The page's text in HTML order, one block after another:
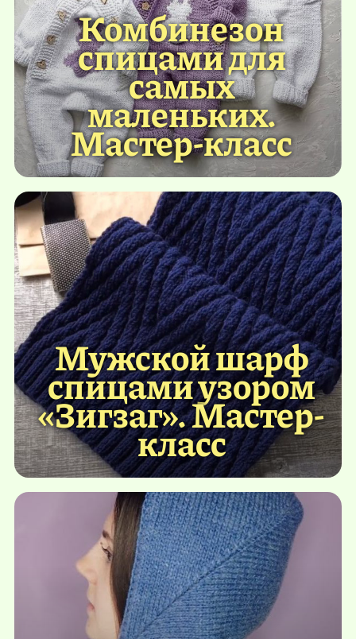
Комбинезон
спицами для
самых
маленьких.
Мастер-класс
Мужской шарф
спицами узором
«Зигзаг». Мастер-
класс